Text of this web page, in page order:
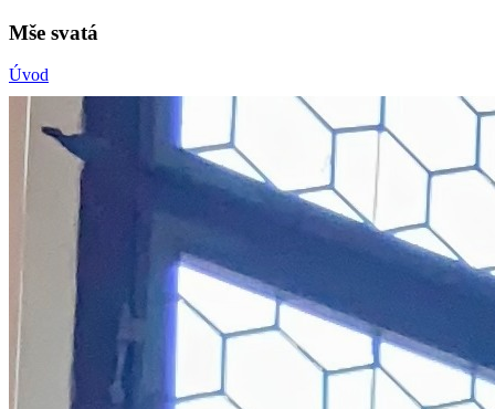
Mše svatá
Úvod